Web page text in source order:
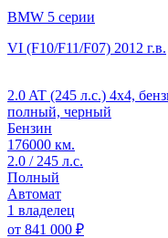
BMW 5 серии
VI (F10/F11/F07) 2012 г.в.
2.0 AT (245 л.с.) 4x4,
полный, черный
Бензин
176000 км.
2.0 / 245 л.с.
Полный
Автомат
1 владелец
от 841 000 ₽